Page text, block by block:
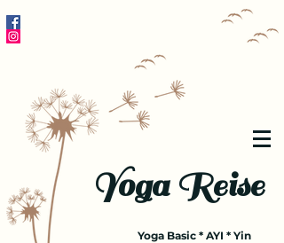
Yoga Reise
Yoga Basic * AYI * Yin